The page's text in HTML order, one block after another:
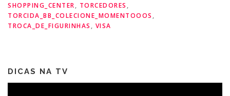
SHOPPING_CENTER, TORCEDORES ,
TORCIDA_BB_COLECIONE_MOMENTOOOS ,
TROCA_DE_FIGURINHAS , VISA
DICAS NA TV